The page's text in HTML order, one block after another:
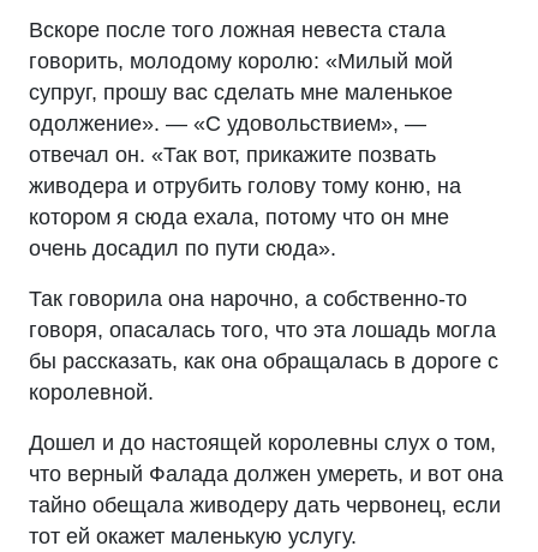
Вскоре после того ложная невеста стала
говорить, молодому королю: «Милый мой
супруг, прошу вас сделать мне маленькое
одолжение». — «С удовольствием», —
отвечал он. «Так вот, прикажите позвать
живодера и отрубить голову тому коню, на
котором я сюда ехала, потому что он мне
очень досадил по пути сюда».
Так говорила она нарочно, а собственно-то
говоря, опасалась того, что эта лошадь могла
бы рассказать, как она обращалась в дороге с
королевной.
Дошел и до настоящей королевны слух о том,
что верный Фалада должен умереть, и вот она
тайно обещала живодеру дать червонец, если
тот ей окажет маленькую услугу.